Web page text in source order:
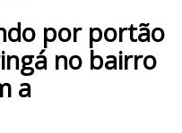
por portão
no bairro
a